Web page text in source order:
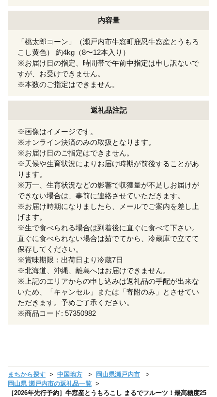
内容量
「桃太郎コーン」（瀬戸内市牛窓町鹿忍牛窓産とうもろ
こし黄色） 約4kg（8〜12本入り）
※お届け日の指定、時間帯で午前中指定は申し訳ないで
すが、お受けできません。
※本数のご指定はできません。
返礼品注記
※画像はイメージです。
※オンライン決済のみの取扱となります。
※お届け日のご指定はできません。
※天候や生育状況によりお届け時期が前後することがあ
ります。
※万一、生育状況などの影響で収獲量が不足しお届けが
できない場合は、事前に連絡させていただきます。
※お届け時期になりましたら、メールでご案内を差し上
げます。
※生で食べられる場合は到着後に直ぐに食べて下さい。
直ぐに食べられない場合は茹でてから、冷蔵庫で立てて
保存してください。
※賞味期限：出荷日より冷蔵7日
※北海道、沖縄、離島へはお届けできません。
※上記のエリアからの申し込みは返礼品の手配が出来な
いため、「キャンセル」または「寄附のみ」とさせてい
ただきます。予めご了承ください。
※商品コード: 57350982
まちから探す 中国地方
岡山県瀬戸内市
岡山県 瀬戸内市の返礼品一覧
［2026年先行予約］牛窓産とうもろこし まるでフルーツ！最高糖度25